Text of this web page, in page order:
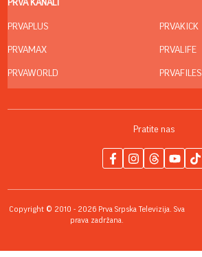
PRVA KANALI
PRVAPLUS
PRVAMAX
PRVAWORLD
PRVAKICK
PRVALIFE
PRVAFILES
Pratite nas
Copyright © 2010 - 2026 Prva Srpska Televizija. Sva
prava zadržana.